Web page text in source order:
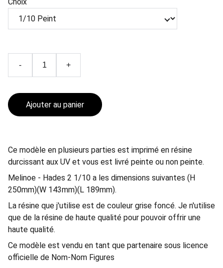
- +
Ajouter au panier
Ce modèle en plusieurs parties est imprimé en résine
durcissant aux UV et vous est livré peinte ou non peinte.
Melinoe - Hades 2 1/10 a les dimensions suivantes (H
250mm)(W 143mm)(L 189mm).
La résine que j'utilise est de couleur grise foncé. Je n'utilise
que de la résine de haute qualité pour pouvoir offrir une
haute qualité.
Ce modèle est vendu en tant que partenaire sous licence
officielle de Nom-Nom Figures